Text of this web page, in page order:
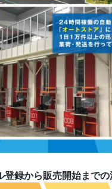
登録から販売開始までの